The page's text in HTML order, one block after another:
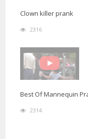
Clown killer prank
2316
Best Of Mannequin
2314